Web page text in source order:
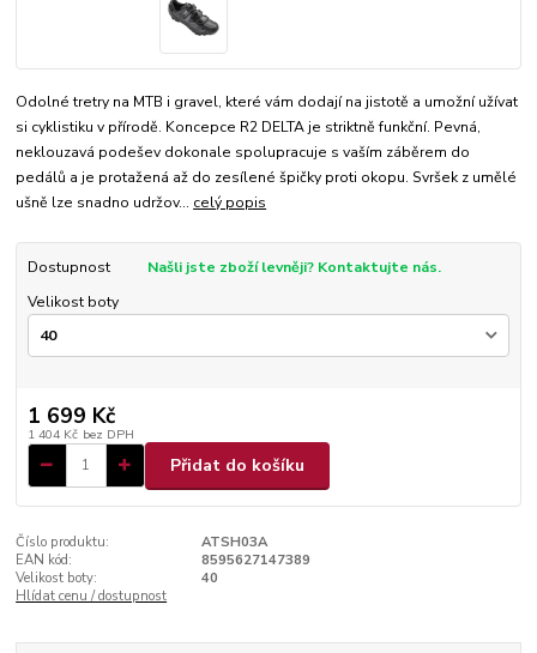
Odolné tretry na MTB i gravel, které vám dodají na jistotě a umožní užívat
si cyklistiku v přírodě. Koncepce R2 DELTA je striktně funkční. Pevná,
neklouzavá podešev dokonale spolupracuje s vaším záběrem do
pedálů a je protažená až do zesílené špičky proti okopu. Svršek z umělé
ušně lze snadno udržov... celý popis
Dostupnost
Našli jste zboží levněji? Kontaktujte nás.
Velikost boty
1 699 Kč
1 404 Kč bez DPH
Přidat do košíku
Číslo produktu:
ATSH03A
EAN kód:
8595627147389
Velikost boty:
40
Hlídat cenu / dostupnost